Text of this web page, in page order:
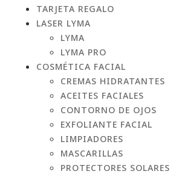
TARJETA REGALO
LASER LYMA
LYMA
LYMA PRO
COSMÉTICA FACIAL
CREMAS HIDRATANTES
ACEITES FACIALES
CONTORNO DE OJOS
EXFOLIANTE FACIAL
LIMPIADORES
MASCARILLAS
PROTECTORES SOLARES